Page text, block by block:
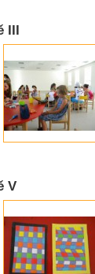
III
V